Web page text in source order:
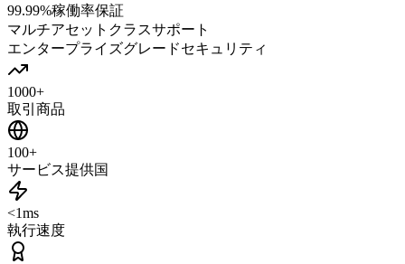
99.99%稼働率保証
マルチアセットクラスサポート
エンタープライズグレードセキュリティ
1000+
取引商品
100+
サービス提供国
<1ms
執行速度